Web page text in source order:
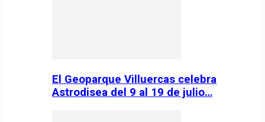
El Geoparque Villuercas celebra
Astrodisea del 9 al 19 de julio…